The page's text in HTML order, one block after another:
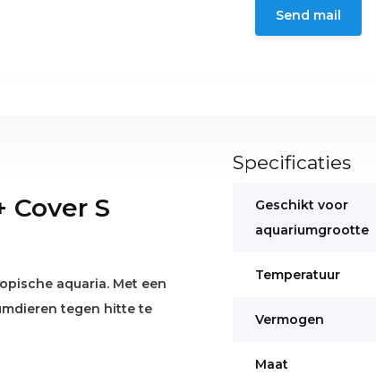
Send mail
Cover S
aquaria. Met een
tegen hitte te
Specificaties
Geschikt voor
aquariumgrootte
Temperatuur
Vermogen
Maat